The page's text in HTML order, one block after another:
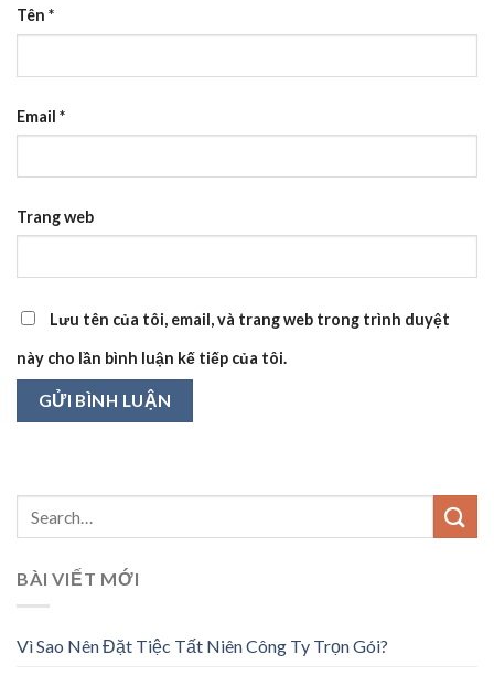
Tên *
Email *
Trang web
Lưu tên của tôi, email, và trang web trong trình duyệt
này cho lần bình luận kế tiếp của tôi.
BÀI VIẾT MỚI
Vì Sao Nên Đặt Tiệc Tất Niên Công Ty Trọn Gói?